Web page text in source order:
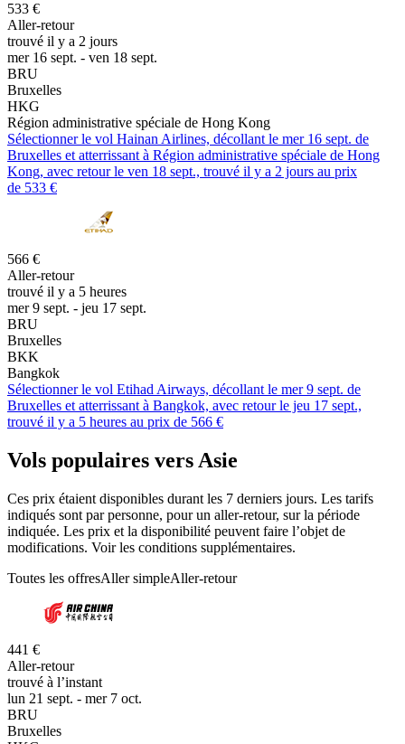
533 €
Aller-retour
trouvé il y a 2 jours
mer 16 sept. - ven 18 sept.
BRU
Bruxelles
HKG
Région administrative spéciale de Hong Kong
Sélectionner le vol Hainan Airlines, décollant le mer 16 sept. de
Bruxelles et atterrissant à Région administrative spéciale de Hong
Kong, avec retour le ven 18 sept., trouvé il y a 2 jours au prix
de 533 €
566 €
Aller-retour
trouvé il y a 5 heures
mer 9 sept. - jeu 17 sept.
BRU
Bruxelles
BKK
Bangkok
Sélectionner le vol Etihad Airways, décollant le mer 9 sept. de
Bruxelles et atterrissant à Bangkok, avec retour le jeu 17 sept.,
trouvé il y a 5 heures au prix de 566 €
Vols populaires vers Asie
Ces prix étaient disponibles durant les 7 derniers jours. Les tarifs
indiqués sont par personne, pour un aller-retour, sur la période
indiquée. Les prix et la disponibilité peuvent faire l’objet de
modifications. Voir les conditions supplémentaires.
Toutes les offresAller simpleAller-retour
441 €
Aller-retour
trouvé à l’instant
lun 21 sept. - mer 7 oct.
BRU
Bruxelles